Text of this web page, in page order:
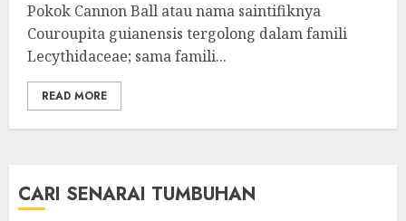
Pokok Cannon Ball atau nama saintifiknya
Couroupita guianensis tergolong dalam famili
Lecythidaceae; sama famili...
READ MORE
CARI SENARAI TUMBUHAN